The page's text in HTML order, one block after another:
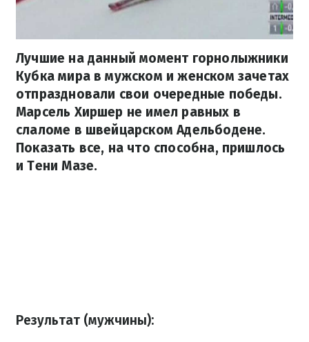
Лучшие на данный момент горнолыжники
Кубка мира в мужском и женском зачетах
отпраздновали свои очередные победы.
Марсель Хиршер не имел равных в
слаломе в швейцарском Адельбодене.
Показать все, на что способна, пришлось
и Тени Мазе.
Результат (мужчины):